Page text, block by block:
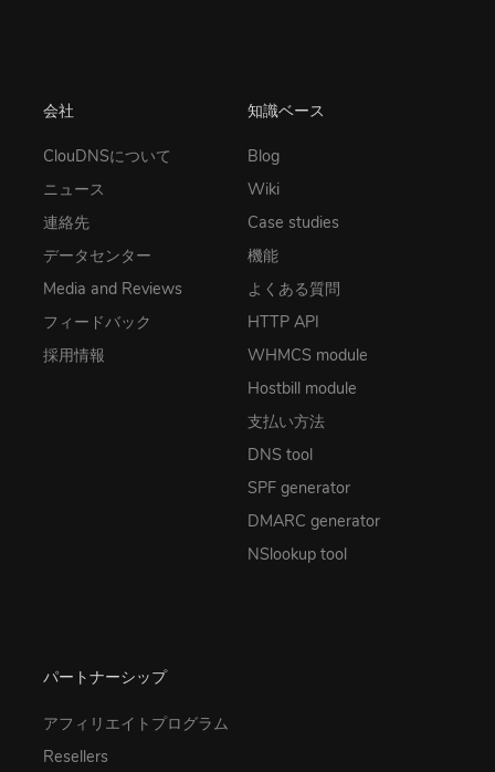
会社
ClouDNSについて
ニュース
連絡先
データセンター
Media and Reviews
フィードバック
採用情報
知識ベース
Blog
Wiki
Case studies
機能
よくある質問
HTTP API
WHMCS module
Hostbill module
支払い方法
DNS tool
SPF generator
DMARC generator
NSlookup tool
パートナーシップ
アフィリエイトプログラム
Resellers